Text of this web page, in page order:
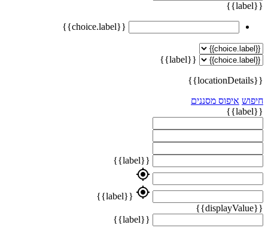
{{label}}
{{choice.label}}
{{label}}
{{locationDetails}}
חיפוש איפוס מסננים
{{label}}
{{label}}
my_location
my_location
{{label}}
{{displayValue}}
{{label}}